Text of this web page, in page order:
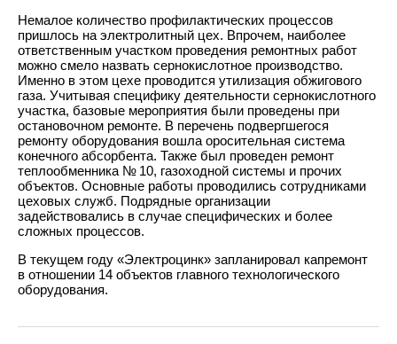
Немалое количество профилактических процессов
пришлось на электролитный цех. Впрочем, наиболее
ответственным участком проведения ремонтных работ
можно смело назвать сернокислотное производство.
Именно в этом цехе проводится утилизация обжигового
газа. Учитывая специфику деятельности сернокислотного
участка, базовые мероприятия были проведены при
остановочном ремонте. В перечень подвергшегося
ремонту оборудования вошла оросительная система
конечного абсорбента. Также был проведен ремонт
теплообменника № 10, газоходной системы и прочих
объектов. Основные работы проводились сотрудниками
цеховых служб. Подрядные организации
задействовались в случае специфических и более
сложных процессов.
В текущем году «Электроцинк» запланировал капремонт
в отношении 14 объектов главного технологического
оборудования.